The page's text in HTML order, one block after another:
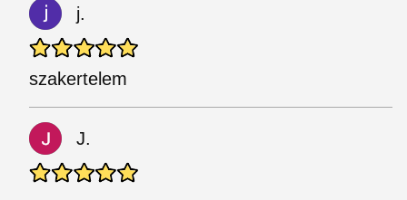
j.
szakertelem
J.